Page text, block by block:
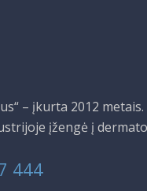
– įkurta 2012
įžengė į
444